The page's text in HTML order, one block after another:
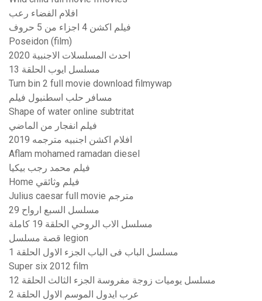
افلام الفضاء رعب
فيلم اكشن 4 اجزاء من 5 حروف
Poseidon (film)
احدث المسلسلات الاجنبية 2020
مسلسل ايوب الحلقة 13
Tum bin 2 full movie download filmywap
مسافر حلب اسطنبول فيلم
Shape of water online subtritat
فيلم انفجار من الماضي
افلام اكشن اجنبيه مترجمه 2019
Aflam mohamed ramadan diesel
فيلم محمد رجب بيكيا
Home فيلم وثائقي
Julius caesar full movie مترجم
مسلسل السبع ارواح 29
مسلسل الاب الروحي الحلقة 19 كاملة
قصة مسلسل legion
مسلسل الباب فى الباب الجزء الاول الحلقة 1
Super six 2012 film
مسلسل يوميات زوجة مفروسة الجزء الثالث الحلقة 12
عرب ايدول الموسم الاول الحلقة 2